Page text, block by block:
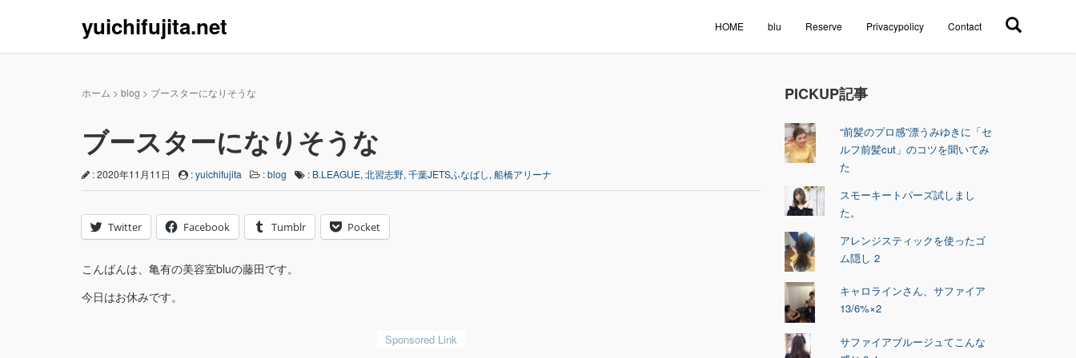
yuichifujita.net HOME blu Reserve Privacypolicy Contact
ホーム > blog > ブースターになりそうな
ブースターになりそうな
: 2020年11月11日 :yuichifujita :blog : B.LEAGUE, 北習志野, 千葉JETSふなばし, 船橋アリーナ
Twitter Facebook Tumblr Pocket
こんばんは、亀有の美容室bluの藤田です。
今日はお休みです。
PICKUP記事
“前髪のプロ感”漂うみゆきに「セ
ルフ前髪cut」のコツを聞いてみ
た
スモーキートパーズ試しまし
た。
アレンジスティックを使ったゴ
ム隠し 2
キャロラインさん、サファイア
13/6%×2
サファイアブルージュてこんな